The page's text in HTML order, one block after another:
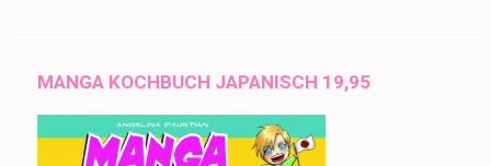
MANGA KOCHBUCH JAPANISCH 19,95